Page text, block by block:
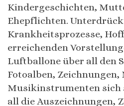
Kindergeschichten,
Ehepflichten.
Krankheitsprozesse,
erreichenden
Luftballone über all den
Fotoalben, Zeichnungen,
Musikinstrumenten sich
all die Auszeichnungen,